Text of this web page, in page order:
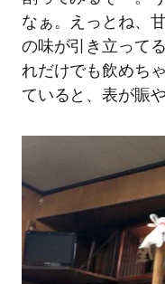
なぁ。えっとね、
の味が引き立って
れだけでも飲めち
ていると、表が賑